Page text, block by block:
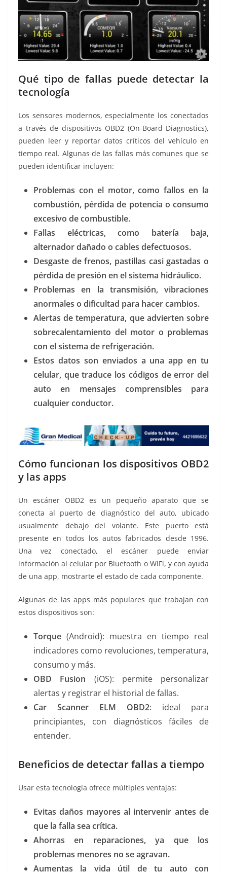
Qué tipo de fallas puede detectar la
tecnología
Los sensores modernos, especialmente los conectados
a través de dispositivos OBD2 (On-Board Diagnostics),
pueden leer y reportar datos críticos del vehículo en
tiempo real. Algunas de las fallas más comunes que se
pueden identificar incluyen:
Problemas con el motor, como fallos en la
combustión, pérdida de potencia o consumo
excesivo de combustible.
Fallas eléctricas, como batería baja,
alternador dañado o cables defectuosos.
Desgaste de frenos, pastillas casi gastadas o
pérdida de presión en el sistema hidráulico.
Problemas en la transmisión, vibraciones
anormales o dificultad para hacer cambios.
Alertas de temperatura, que advierten sobre
sobrecalentamiento del motor o problemas
con el sistema de refrigeración.
Estos datos son enviados a una app en tu
celular, que traduce los códigos de error del
auto en mensajes comprensibles para
cualquier conductor.
Cómo funcionan los dispositivos OBD2
y las apps
Un escáner OBD2 es un pequeño aparato que se
conecta al puerto de diagnóstico del auto, ubicado
usualmente debajo del volante. Este puerto está
presente en todos los autos fabricados desde 1996.
Una vez conectado, el escáner puede enviar
información al celular por Bluetooth o WiFi, y con ayuda
de una app, mostrarte el estado de cada componente.
Algunas de las apps más populares que trabajan con
estos dispositivos son:
Torque (Android): muestra en tiempo real
indicadores como revoluciones, temperatura,
consumo y más.
OBD Fusion (iOS): permite personalizar
alertas y registrar el historial de fallas.
Car Scanner ELM OBD2: ideal para
principiantes, con diagnósticos fáciles de
entender.
Beneficios de detectar fallas a tiempo
Usar esta tecnología ofrece múltiples ventajas:
Evitas daños mayores al intervenir antes de
que la falla sea crítica.
Ahorras en reparaciones, ya que los
problemas menores no se agravan.
Aumentas la vida útil de tu auto con